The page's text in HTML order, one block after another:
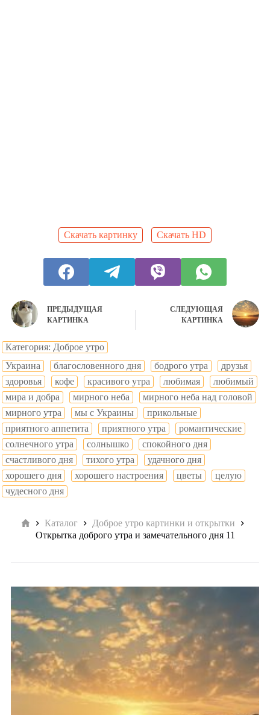
Скачать картинку Скачать HD
ПРЕДЫДУЩАЯ
КАРТИНКА
СЛЕДУЮЩАЯ
КАРТИНКА
Категория: Доброе утро
Украина
благословенного дня бодрого утра
друзья
здоровья
кофе красивого утра любимая
любимый
мира и добра
мирного неба
мирного неба над головой
мирного утра
мы с Украины
прикольные
приятного аппетита
приятного утра
романтические
солнечного утра
солнышко
спокойного дня
счастливого дня
тихого утра
удачного дня
хорошего дня
хорошего настроения цветы
целую
чудесного дня
ГлавнаяКаталог
Доброе утро картинки и открытки
Открытка доброго утра и замечательного дня 11